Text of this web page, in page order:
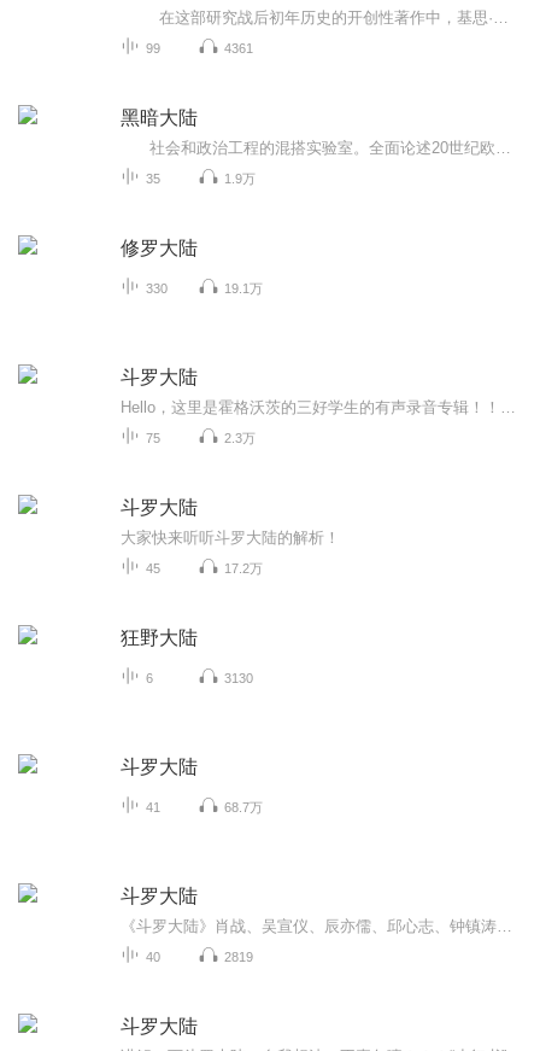
99 4361
黑暗大陆
35 1.9万
修罗大陆
330 19.1万
斗罗大陆
75 2.3万
斗罗大陆
大家快来听听斗罗大陆的解析！
45 17.2万
狂野大陆
6 3130
斗罗大陆
41 68.7万
斗罗大陆
40 2819
斗罗大陆